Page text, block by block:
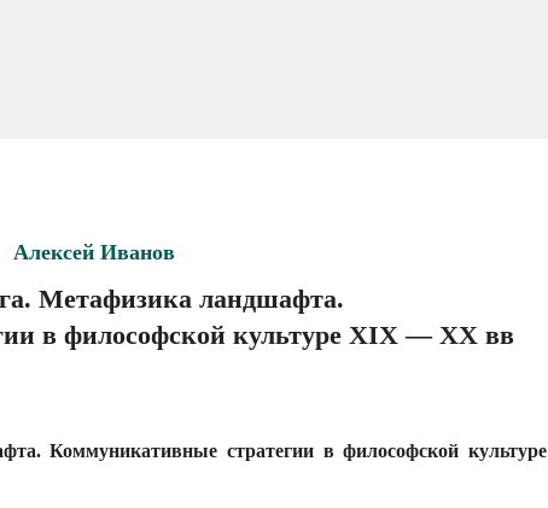
Алексей Иванов
Метафизика ландшафта.
в философской культуре XIX — XX вв
Коммуникативные стратегии в философской культуре